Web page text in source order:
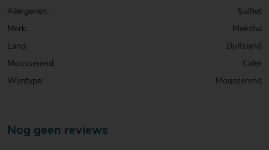
Nog geen reviews
Allergenen:
Sulfiet
Merk:
Moksha
Land:
Duitsland
Mousserend:
Cider
Wijntype:
Mousserend